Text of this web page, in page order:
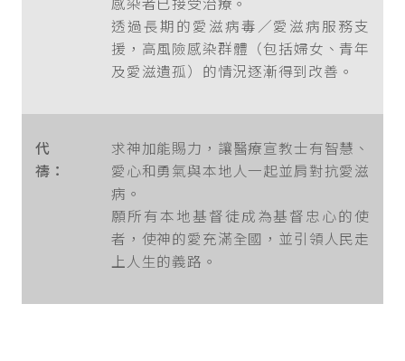
透過長期的愛滋病毒／愛滋病服務支
援，高風險感染群體（包括婦女、青年
及愛滋遺孤）的情況逐漸得到改善。
代
禱：
求神加能賜力，讓醫療宣教士有智慧、
愛心和勇氣與本地人一起並肩對抗愛滋
病。
願所有本地基督徒成為基督忠心的使
者，使神的愛充滿全國，並引領人民走
上人生的義路。